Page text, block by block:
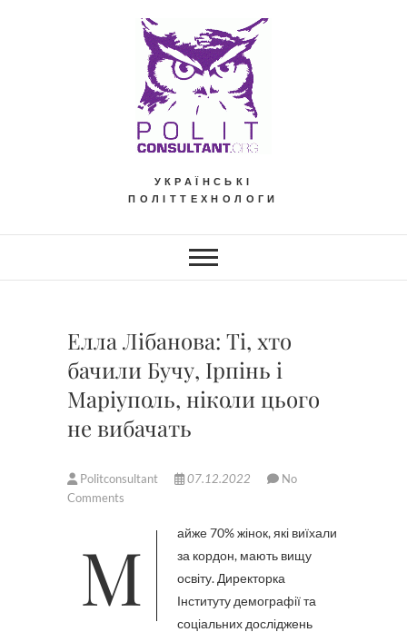
УКРАЇНСЬКІ
ПОЛІТТЕХНОЛОГИ
Елла Лібанова: Ті, хто
бачили Бучу, Ірпінь і
Маріуполь, ніколи цього
не вибачать
Politconsultant 07.12.2022
No
Comments
Майже 70% жінок, які виїхали
за кордон, мають вищу
освіту. Директорка
Інституту демографії та
соціальних досліджень